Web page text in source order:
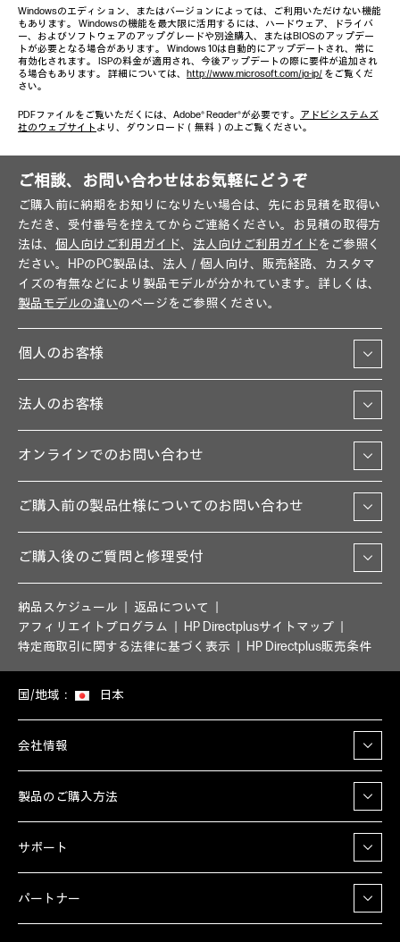
Windowsのエディション、またはバージョンによっては、ご利用いただけない機能
もあります。 Windowsの機能を最大限に活用するには、ハードウェア、ドライバ
ー、およびソフトウェアのアップグレードや別途購入、またはBIOSのアップデー
トが必要となる場合があります。 Windows 10は自動的にアップデートされ、常に
有効化されます。 ISPの料金が適用され、今後アップデートの際に要件が追加され
る場合もあります。 詳細については、 http://www.microsoft.com/ja-jp/ をご覧くだ
さい。
PDFファイルをご覧いただくには、Adobe® Reader®が必要です。 アドビシステムズ
社のウェブサイト より、ダウンロード（無料）の上ご覧ください。
ご相談、お問い合わせはお気軽にどうぞ
ご購入前に納期をお知りになりたい場合は、先にお見積を取得い
ただき、受付番号を控えてからご連絡ください。お見積の取得方
法は、 個人向けご利用ガイド、 法人向けご利用ガイドをご参照く
ださい。HPのPC製品は、法人／個人向け、販売経路、カスタマ
イズの有無などにより製品モデルが分かれています。詳しくは、
製品モデルの違いのページをご参照ください。
個人のお客様
法人のお客様
オンラインでのお問い合わせ
ご購入前の製品仕様についてのお問い合わせ
ご購入後のご質問と修理受付
納品スケジュール
返品について
アフィリエイトプログラム
HP Directplusサイトマップ
特定商取引に関する法律に基づく表示
HP Directplus販売条件
国/地域： 日本
会社情報
製品のご購入方法
サポート
パートナー